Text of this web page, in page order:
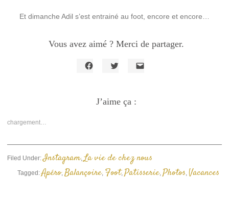
Et dimanche Adil s’est entrainé au foot, encore et encore…
Vous avez aimé ? Merci de partager.
Facebook(ouvre
dans
Twitter(ouvre
dans
dans
nouvelle
J’aime ça :
chargement…
Filed Under:Instagram,La vie de chez nous
Tagged:Apéro,Balançoire, Foot,Patisserie,Photos,Vacances